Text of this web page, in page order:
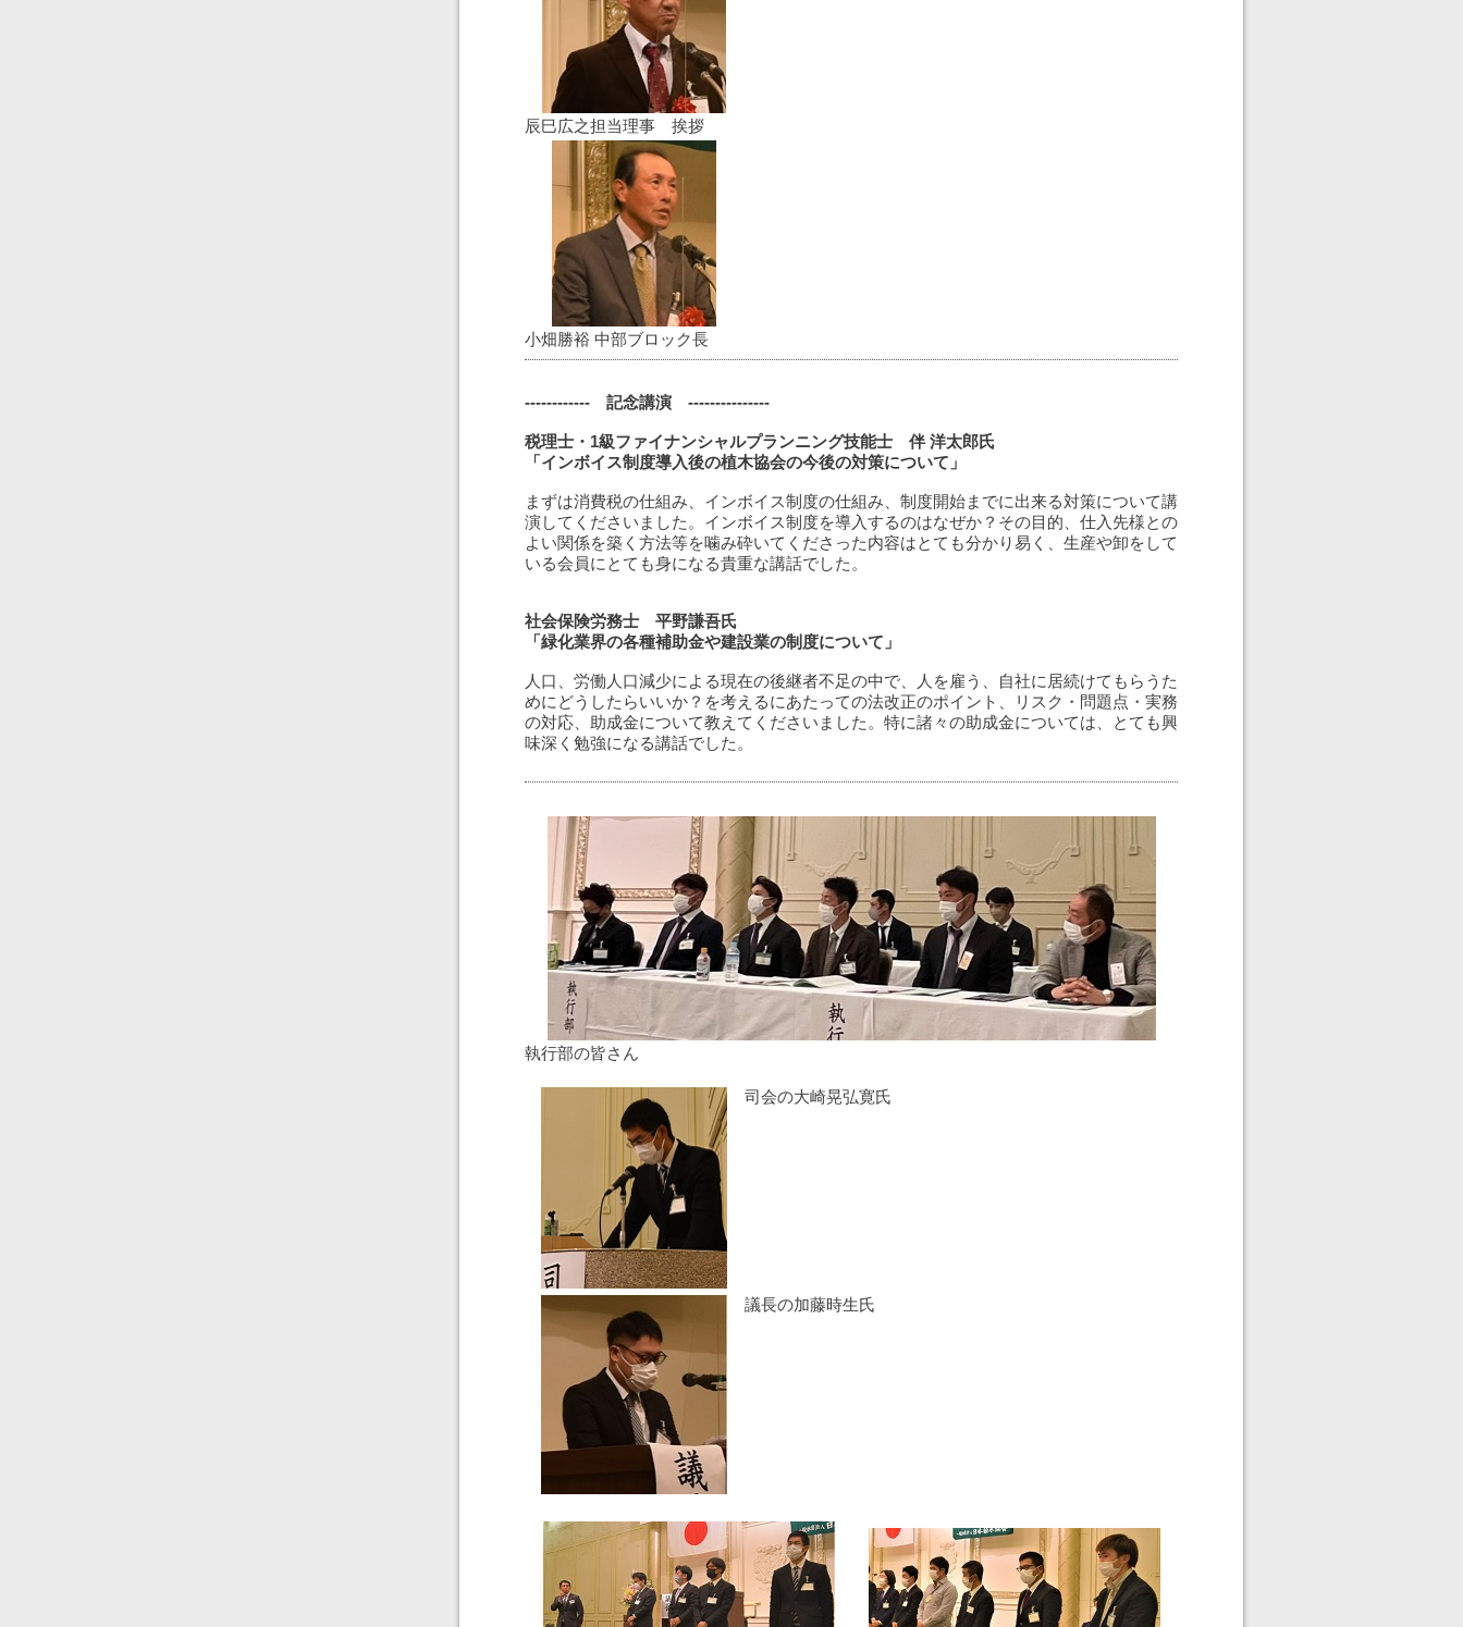
辰巳広之担当理事 挨拶
小畑勝裕 中部ブロック長
------------ 記念講演 ---------------
税理士・1級ファイナンシャルプランニング技能士 伴 洋太郎氏
「インボイス制度導入後の植木協会の今後の対策について」
まずは消費税の仕組み、インボイス制度の仕組み、制度開始までに出来る対策について講
演してくださいました。インボイス制度を導入するのはなぜか？その目的、仕入先様との
よい関係を築く方法等を噛み砕いてくださった内容はとても分かり易く、生産や卸をして
いる会員にとても身になる貴重な講話でした。
社会保険労務士 平野謙吾氏
「緑化業界の各種補助金や建設業の制度について」
人口、労働人口減少による現在の後継者不足の中で、人を雇う、自社に居続けてもらうた
めにどうしたらいいか？を考えるにあたっての法改正のポイント、リスク・問題点・実務
の対応、助成金について教えてくださいました。特に諸々の助成金については、とても興
味深く勉強になる講話でした。
執行部の皆さん
司会の大崎晃弘寛氏
議長の加藤時生氏